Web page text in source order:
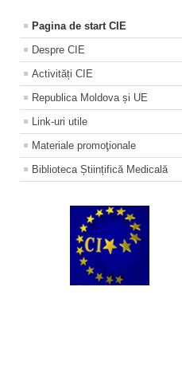
Pagina de start CIE
Despre CIE
Activități CIE
Republica Moldova și UE
Link-uri utile
Materiale promoţionale
Biblioteca Științifică Medicală